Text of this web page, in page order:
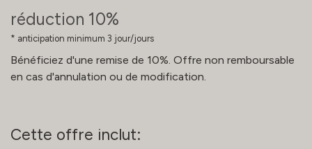
​​réduction 10%
anticipation minimum 3 jour/jours
Bénéficiez d'une remise de 10%. Offre non remboursable
en cas d'annulation ou de modification.
Cette offre inclut: